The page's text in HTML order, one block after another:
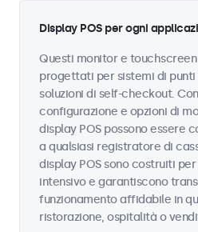
Display POS per ogni
Questi monitor e
progettati per sistemi di
soluzioni di self-checkout.
configurazione e opzioni di
display POS possono essere
a qualsiasi registratore di
display POS sono costruiti
intensivo e garantiscono
funzionamento affidabile in
ristorazione, ospitalità o